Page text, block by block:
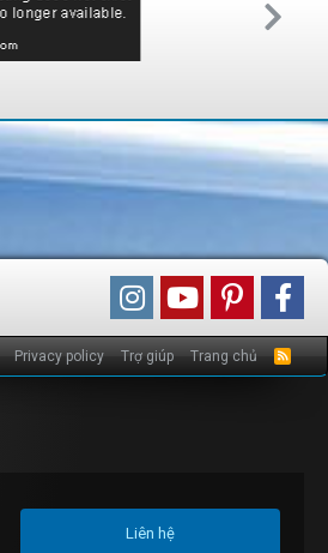
Privacy policy Trợ giúp Trang chủ
R
Liên hệ